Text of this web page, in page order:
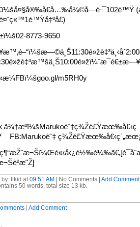
8773-9650
m5RH0y
ä¾†æºï¼šMarukoèˆ‡ç¾Žé£Ÿæœ‰å€‹ç
FB:Marukoèˆ‡
by: likid at 09:51 AM | No Comments | Add Comment
50 words, total size 13 kb.
| Add Comment